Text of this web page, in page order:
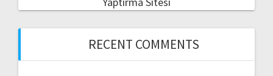
RECENT COMMENTS